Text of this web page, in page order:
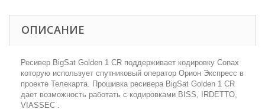
ОПИСАНИЕ
Ресивер BigSat Golden 1 CR поддерживает кодировку Conax
которую использует спутниковый оператор Орион Экспресс в
проекте Телекарта. Прошивка ресивера BigSat Golden 1 CR
дает возможность работать с кодировками BISS, IRDETTO,
VIASSEC .